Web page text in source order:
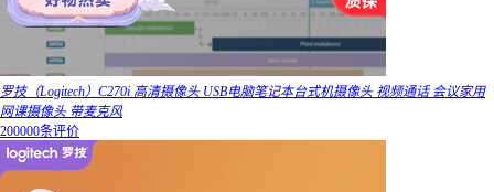
罗技（Logitech）C270i 高清摄像头 USB电脑笔记本台式机摄像头 视频通话 会议家用
网课摄像头 带麦克风
200000条评价